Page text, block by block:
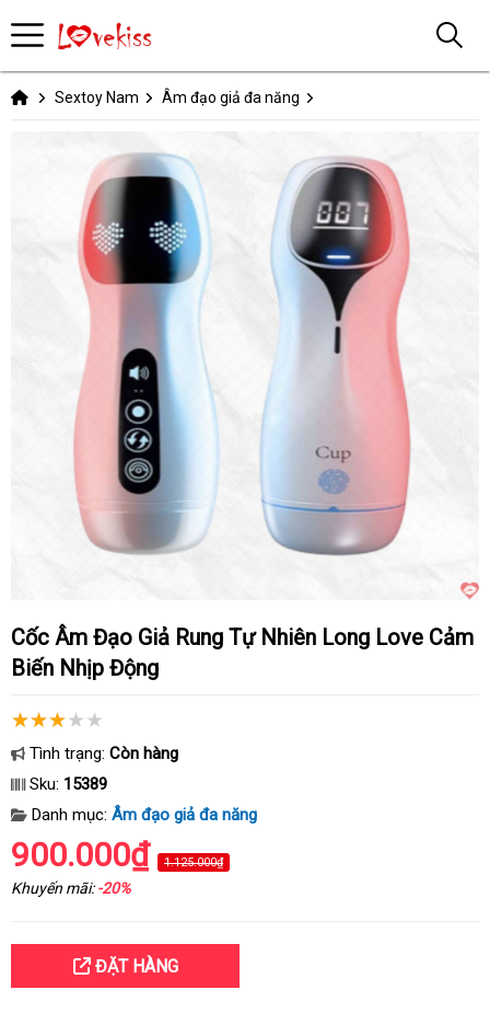
Sextoy Nam Âm đạo giả đa năng
Cốc Âm Đạo Giả Rung Tự Nhiên Long Love Cảm
Biến Nhịp Động
Tình trạng: Còn hàng
Sku: 15389
Danh mục: Âm đạo giả đa năng
900.000₫ 1.125.000₫
Khuyến mãi:-20%
ĐẶT HÀNG